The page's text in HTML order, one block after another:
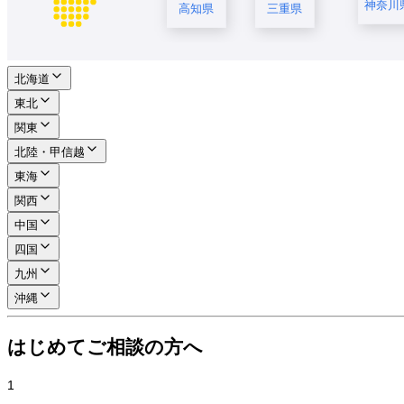
神奈川
三重県
高知県
北海道
東北
関東
北陸・甲信越
東海
関西
中国
四国
九州
沖縄
はじめてご相談の方へ
1